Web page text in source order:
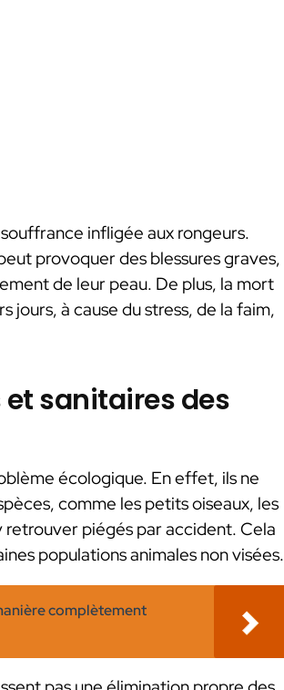
infligée aux rongeurs.
provoquer des blessures graves,
de leur peau. De plus, la mort
jours, à cause du stress, de la faim,
sanitaires des
écologique. En effet, ils ne
comme les petits oiseaux, les
retrouver piégés par accident. Cela
populations animales non visées.
complètement